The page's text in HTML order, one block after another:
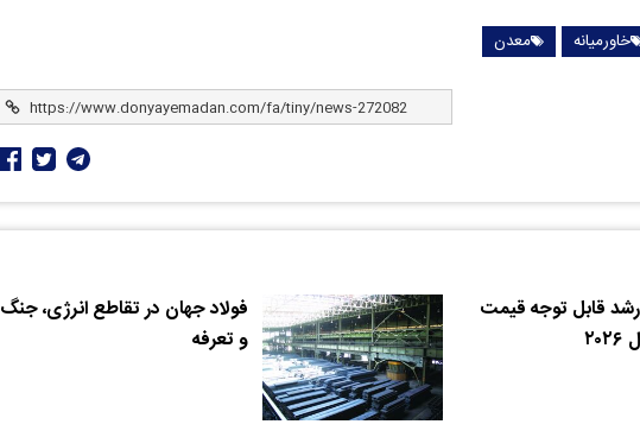
خاورمیانه معدن
قابل توجه قیمت
فولاد جهان در تقاطع انرژی، جنگ
و تعرفه